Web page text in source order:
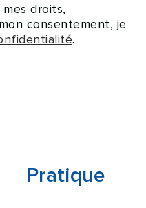
droits,
consentement, je
.
Pratique